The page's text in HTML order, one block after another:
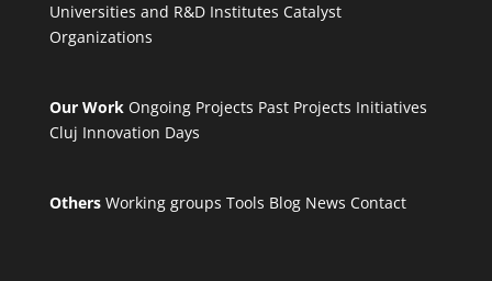
Universities and R&D Institutes Catalyst
Organizations
Our Work Ongoing Projects Past Projects Initiatives
Cluj Innovation Days
Others Working groups Tools Blog News Contact